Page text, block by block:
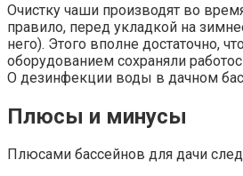
Очистку чаши производят во
правило, перед укладкой на
него). Этого вполне достаточно,
оборудованием сохраняли
О дезинфекции воды в дачном
Плюсы и минусы
Плюсами бассейнов для дачи